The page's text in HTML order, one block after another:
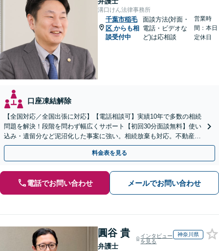
溝口けん法律事務所
千葉市稲毛
区 からも相
談受付中
面談方法(対面・
電話・ビデオな
ど)は応相談
営業時
間：本日
定休日
口座凍結解除
【全国対応／全国出張に対応】【電話相談可】実績10年で多数の相続
問題を解決！段階を問わず幅広くサポート【初回30分面談無料】使い
込み・遺留分など泥沼化した事案に強い。相続放棄も対応。不動産相
続は次世代を見据えたご提案。生前対策もお任せを
料金表を見る
電話でお問い合わせ メールでお問い合わせ
圓谷 貴
弁護士
インタビュー
を見る
神奈川県